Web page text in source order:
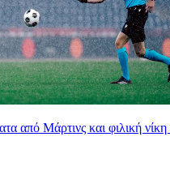
από Μάρτινς και φιλική